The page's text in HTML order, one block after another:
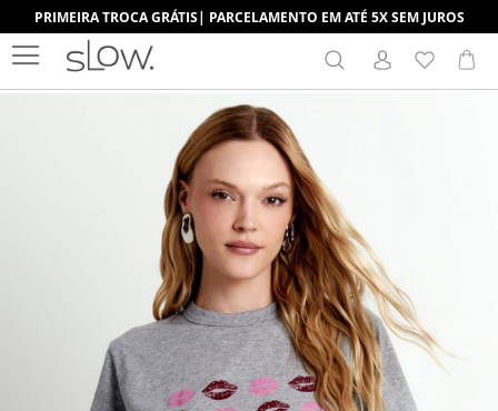
PRIMEIRA TROCA GRÁTIS| PARCELAMENTO EM ATÉ 5X SEM JUROS
Search